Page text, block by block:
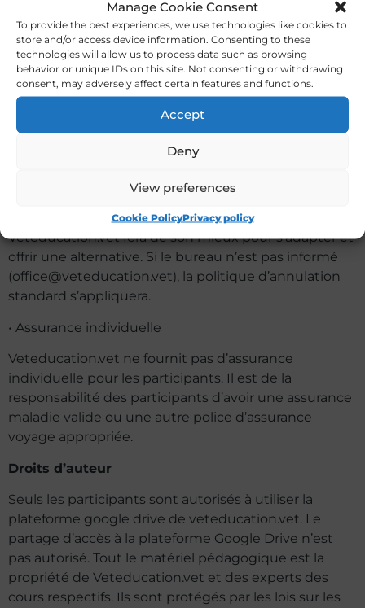
Manage Cookie Consent
To provide the best experiences, we use technologies like cookies to
store and/or access device information. Consenting to these
technologies will allow us to process data such as browsing
behavior or unique IDs on this site. Not consenting or withdrawing
consent, may adversely affect certain features and functions.
Accept
Deny
View preferences
Cookie PolicyPrivacy policy
d’empêcher la participation. Veuillez vérifier les
conditions auprès de votre compagnie d’assurance.
Toutes les dates, lieux et structures des événements
veteducation.vet sont susceptibles de changer
jusqu’à 8 semaines avant leur début.
• Annulations dues à la situation pandémique
Chaque fois qu’en raison de la situation pandémique,
votre participation au cours serait entravée, veuillez
contacter immédiatement le bureau.
Veteducation.vet fera de son mieux pour s’adapter et
offrir une alternative. Si le bureau n’est pas informé
(office@veteducation.vet), la politique d’annulation
standard s’appliquera.
• Assurance individuelle
Veteducation.vet ne fournit pas d’assurance
individuelle pour les participants. Il est de la
responsabilité des participants d’avoir une assurance
maladie valide ou une autre police d’assurance
voyage appropriée.
Droits d’auteur
Seuls les participants sont autorisés à utiliser la
plateforme google drive de veteducation.vet. Le
partage d’accès à la plateforme Google Drive n’est
pas autorisé. Tout le matériel pédagogique est la
propriété de Veteducation.vet et des experts des
cours respectifs. Ils sont protégés par les lois sur les